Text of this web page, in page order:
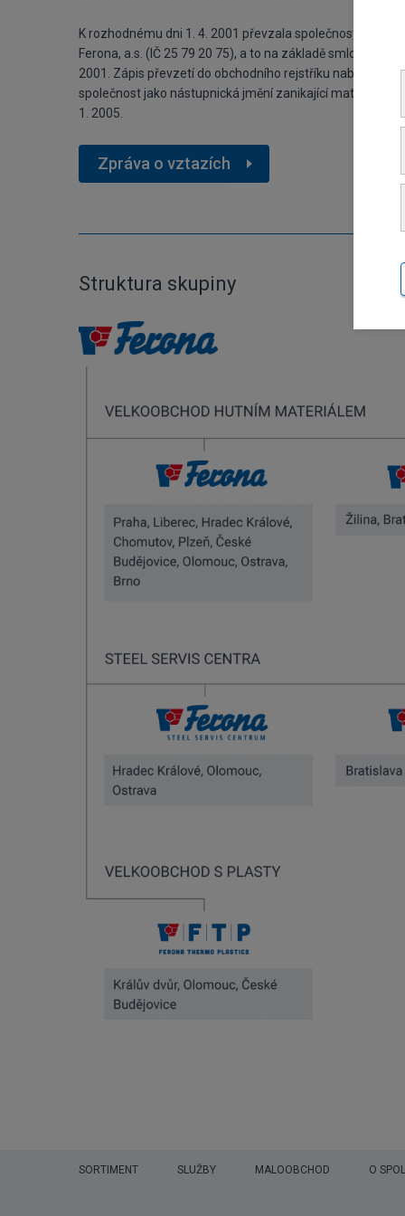
K rozhodnému dni 1. 4. 2001 převzala společnost jako
Ferona, a.s. (IČ 25 79 20 75), a to na základě smlouvy o
2001. Zápis převzetí do obchodního rejstříku nabyl
společnost jako nástupnická jmění zanikající mateřské
1. 2005.
Zpráva o vztazích
Struktura skupiny
SORTIMENT SLUŽBY MALOOBCHOD O